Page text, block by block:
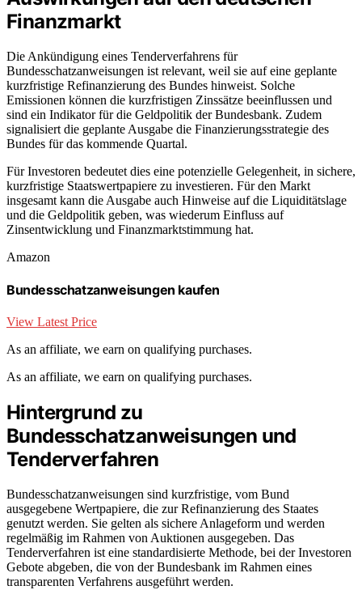
Finanzmarkt
Die Ankündigung eines Tenderverfahrens für
Bundesschatzanweisungen ist relevant, weil sie auf eine geplante
kurzfristige Refinanzierung des Bundes hinweist. Solche
Emissionen können die kurzfristigen Zinssätze beeinflussen und
sind ein Indikator für die Geldpolitik der Bundesbank. Zudem
signalisiert die geplante Ausgabe die Finanzierungsstrategie des
Bundes für das kommende Quartal.
Für Investoren bedeutet dies eine potenzielle Gelegenheit, in sichere,
kurzfristige Staatswertpapiere zu investieren. Für den Markt
insgesamt kann die Ausgabe auch Hinweise auf die Liquiditätslage
und die Geldpolitik geben, was wiederum Einfluss auf
Zinsentwicklung und Finanzmarktstimmung hat.
Amazon
Bundesschatzanweisungen kaufen
View Latest Price
As an affiliate, we earn on qualifying purchases.
As an affiliate, we earn on qualifying purchases.
Hintergrund zu
Bundesschatzanweisungen und
Tenderverfahren
Bundesschatzanweisungen sind kurzfristige, vom Bund
ausgegebene Wertpapiere, die zur Refinanzierung des Staates
genutzt werden. Sie gelten als sichere Anlageform und werden
regelmäßig im Rahmen von Auktionen ausgegeben. Das
Tenderverfahren ist eine standardisierte Methode, bei der Investoren
Gebote abgeben, die von der Bundesbank im Rahmen eines
transparenten Verfahrens ausgeführt werden.